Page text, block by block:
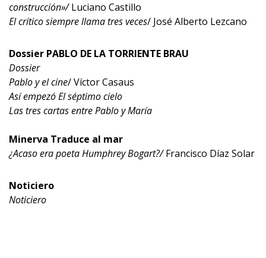
construcción»/Luciano Castillo
El crítico siempre llama tres veces/ José Alberto Lezcano
Dossier PABLO DE LA TORRIENTE BRAU
Dossier
Pablo y el cine/ Víctor Casaus
Así empezó El séptimo cielo
Las tres cartas entre Pablo y María
Minerva Traduce al mar
¿Acaso era poeta Humphrey Bogart?/Francisco Díaz Solar
Noticiero
Noticiero